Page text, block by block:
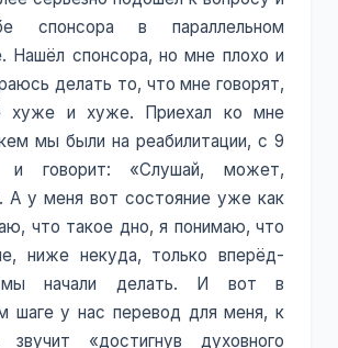
спонсора в параллельном
Нашёл спонсора, но мне плохо и
делать то, что мне говорят,
хуже и хуже. Приехал ко мне
мы были на реабилитации, с 9
говорит: «Слушай, может,
А у меня вот состояние уже как
что такое дно, я понимаю, что
ниже некуда, только вперёд-
начали делать. И вот в
шаге у нас перевод для меня, к
звучит «достигнув духовного